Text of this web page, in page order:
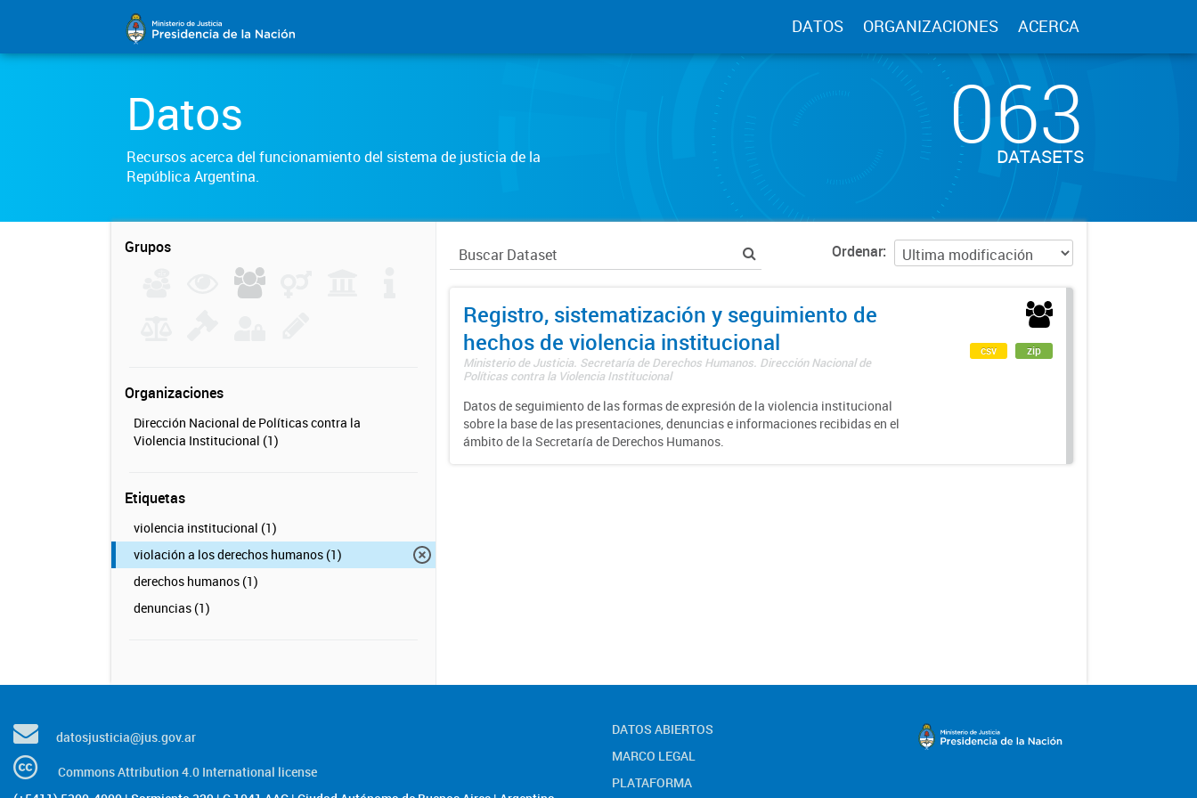
DATOS ORGANIZACIONES ACERCA
Datos
Recursos acerca del funcionamiento del sistema de justicia de la
República Argentina.
063
DATASETS
Grupos
Organizaciones
Dirección Nacional de Políticas contra la
Violencia Institucional (1)
Etiquetas
violencia institucional (1)
violación a los derechos humanos (1)
derechos humanos (1)
denuncias (1)
Ordenar
Registro, sistematización y seguimiento de
hechos de violencia institucional
Ministerio de Justicia. Secretaría de Derechos Humanos. Dirección Nacional de
Políticas contra la Violencia Institucional
Datos de seguimiento de las formas de expresión de la violencia institucional
sobre la base de las presentaciones, denuncias e informaciones recibidas en el
ámbito de la Secretaría de Derechos Humanos.
csv zip
datosjusticia@jus.gov.ar
Commons Attribution 4.0 International license
DATOS ABIERTOS
MARCO LEGAL
PLATAFORMA